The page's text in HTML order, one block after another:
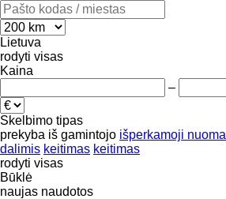
Lietuva
rodyti visas
Kaina
–
Skelbimo tipas
prekyba iš gamintojo išperkamoji nuoma
dalimis keitimas keitimas
rodyti visas
Būklė
naujas naudotos